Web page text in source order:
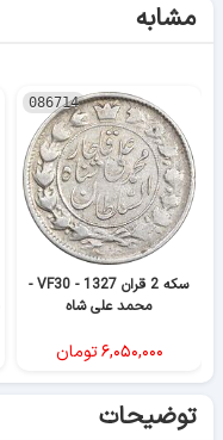
مشابه
086714
سکه 2 قران 1327 - VF30 -
محمد علی شاه
۶,۰۵۰,۰۰۰تومان
توضیحات